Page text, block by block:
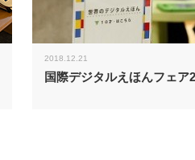
2018.12.21
国際デジタルえほんフェア